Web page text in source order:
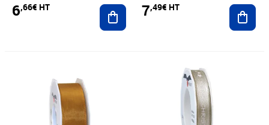
6,66€ HT Ajouter au panier
7,49€ HT
Prix 7,91€ HT